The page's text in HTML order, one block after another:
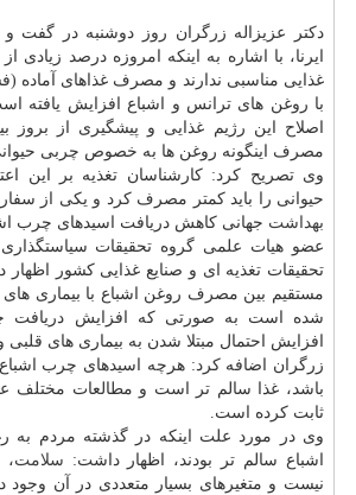
دكتر عزیزاله زرگران روز دوشنبه در گفت و
ایرنا، با اشاره به اینكه امروزه درصد زیادی
غذایی مناسبی ندارند و مصرف غذاهای آماده
با روغن های ترانس و اشباع افزایش یافته
اصلاح این رژیم غذایی و پیشگیری از بروز
مصرف اینگونه روغن ها به خصوص چربی
وی تصریح كرد: كارشناسان تغذیه بر این
حیوانی را باید كمتر مصرف كرد و یكی از
بهداشت جهانی كاهش دریافت اسیدهای چرب
عضو هیات علمی گروه تحقیقات سیاستگذاری
تحقیقات تغذیه ای و صنایع غذایی كشور اظهار
مستقیم بین مصرف روغن اشباع با بیماری
شده است به صورتی كه افزایش دریافت
افزایش احتمال مبتلا شدن به بیماری های
زرگران اضافه كرد: هرچه اسیدهای چرب اشباع
باشد، غذا سالم تر است و مطالعات مختلف
ثابت كرده است.
وی در مورد علت اینكه در گذشته مردم به
اشباع سالم تر بودند، اظهار داشت: سلامت،
نیست و متغیرهای بسیار متعددی در آن وجود